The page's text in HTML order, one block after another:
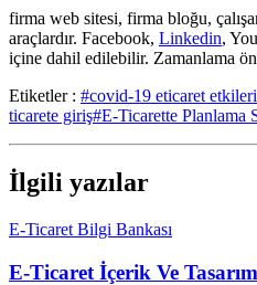
firma web sitesi, firma bloğu,
araçlardır. Facebook, Linkedin,
içine dahil edilebilir. Zamanlama
Etiketler : #covid-19 eticaret etkileri
ticarete giriş#E-Ticarette Planlama
İlgili yazılar
E-Ticaret Bilgi Bankası
E-Ticaret İçerik Ve